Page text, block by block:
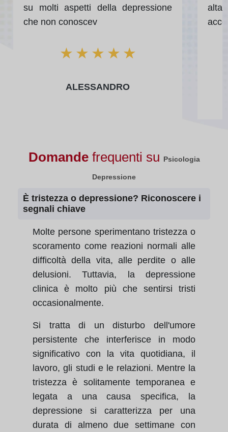
su molti aspetti della depressione
che non conoscev
★ ★ ★ ★ ★
ALESSANDRO
alta
Domandefrequenti su Psicologia
Depressione
È tristezza o depressione? Riconoscere i
segnali chiave
Molte persone sperimentano tristezza o
scoramento come reazioni normali alle
difficoltà della vita, alle perdite o alle
delusioni. Tuttavia, la depressione
clinica è molto più che sentirsi tristi
occasionalmente.
Si tratta di un disturbo dell'umore
persistente che interferisce in modo
significativo con la vita quotidiana, il
lavoro, gli studi e le relazioni. Mentre la
tristezza è solitamente temporanea e
legata a una causa specifica, la
depressione si caratterizza per una
durata di almeno due settimane con